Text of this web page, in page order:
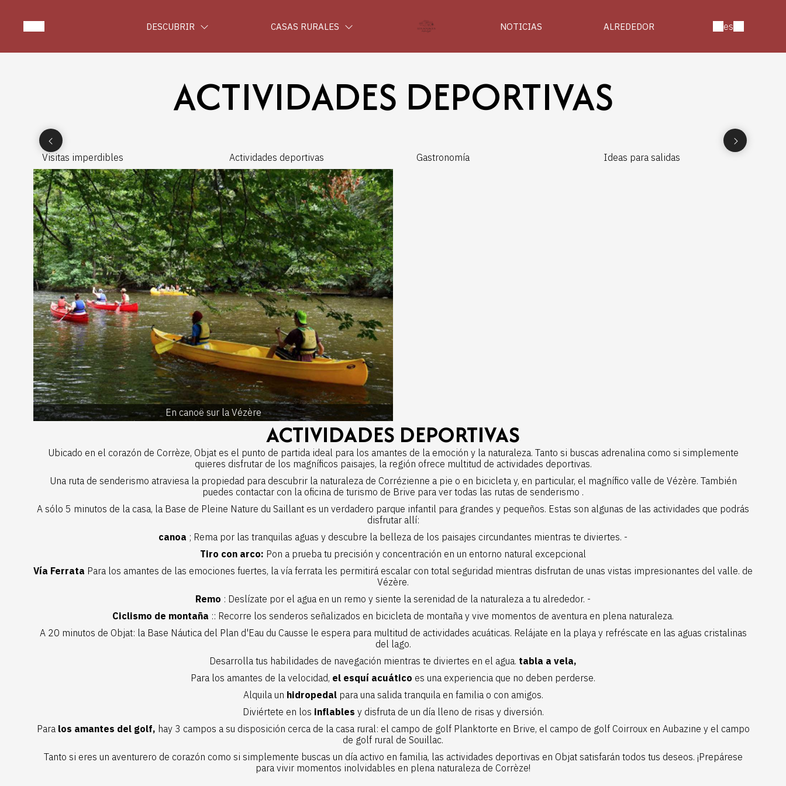
DESCUBRIR CASAS RURALES NOTICIAS ALREDEDOR es
ACTIVIDADES DEPORTIVAS
Visitas imperdibles Actividades deportivas Gastronomía Ideas para salidas
En canoë sur la Vézère
ACTIVIDADES DEPORTIVAS
Ubicado en el corazón de Corrèze, Objat es el punto de partida ideal para los amantes de la emoción y la naturaleza. Tanto si buscas adrenalina como si simplemente
quieres disfrutar de los magníficos paisajes, la región ofrece multitud de actividades deportivas.
Una ruta de senderismo atraviesa la propiedad para descubrir la naturaleza de Corrézienne a pie o en bicicleta y, en particular, el magnífico valle de Vézère. También
puedes contactar con la oficina de turismo de Brive para ver todas las rutas de senderismo .
A sólo 5 minutos de la casa, la Base de Pleine Nature du Saillant es un verdadero parque infantil para grandes y pequeños. Estas son algunas de las actividades que podrás
disfrutar allí:
canoa ; Rema por las tranquilas aguas y descubre la belleza de los paisajes circundantes mientras te diviertes. -
Tiro con arco: Pon a prueba tu precisión y concentración en un entorno natural excepcional
Vía Ferrata Para los amantes de las emociones fuertes, la vía ferrata les permitirá escalar con total seguridad mientras disfrutan de unas vistas impresionantes del valle. de
Vézère.
Remo : Deslízate por el agua en un remo y siente la serenidad de la naturaleza a tu alrededor. -
Ciclismo de montaña :: Recorre los senderos señalizados en bicicleta de montaña y vive momentos de aventura en plena naturaleza.
A 20 minutos de Objat: la Base Náutica del Plan d'Eau du Causse le espera para multitud de actividades acuáticas. Relájate en la playa y refréscate en las aguas cristalinas
del lago.
Desarrolla tus habilidades de navegación mientras te diviertes en el agua. tabla a vela,
Para los amantes de la velocidad, el esquí acuático es una experiencia que no deben perderse.
Alquila un hidropedalpara una salida tranquila en familia o con amigos.
Diviértete en los inflables y disfruta de un día lleno de risas y diversión.
Para los amantes del golf, hay 3 campos a su disposición cerca de la casa rural: el campo de golf Planktorte en Brive, el campo de golf Coirrouxen Aubazine y el campo
de golf rural de Souillac.
Tanto si eres un aventurero de corazón como si simplemente buscas un día activo en familia, las actividades deportivas en Objat satisfarán todos tus deseos. ¡Prepárese
para vivir momentos inolvidables en plena naturaleza de Corrèze!